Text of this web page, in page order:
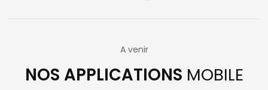
A venir
NOS APPLICATIONS MOBILE